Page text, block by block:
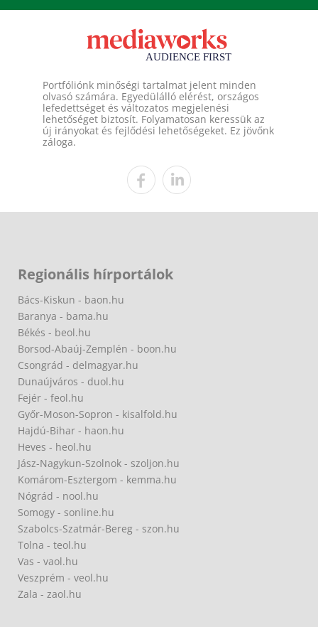
Portfóliónk minőségi tartalmat jelent minden
olvasó számára. Egyedülálló elérést, országos
lefedettséget és változatos megjelenési
lehetőséget biztosít. Folyamatosan keressük az
új irányokat és fejlődési lehetőségeket. Ez jövőnk
záloga.
Regionális hírportálok
Bács-Kiskun - baon.hu
Baranya - bama.hu
Békés - beol.hu
Borsod-Abaúj-Zemplén - boon.hu
Csongrád - delmagyar.hu
Dunaújváros - duol.hu
Fejér - feol.hu
Győr-Moson-Sopron - kisalfold.hu
Hajdú-Bihar - haon.hu
Heves - heol.hu
Jász-Nagykun-Szolnok - szoljon.hu
Komárom-Esztergom - kemma.hu
Nógrád - nool.hu
Somogy - sonline.hu
Szabolcs-Szatmár-Bereg - szon.hu
Tolna - teol.hu
Vas - vaol.hu
Veszprém - veol.hu
Zala - zaol.hu